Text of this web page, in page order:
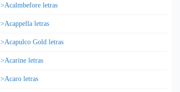
>Acalmbefore letras
>Acappella letras
>Acapulco Gold letras
>Acarine letras
>Acaro letras